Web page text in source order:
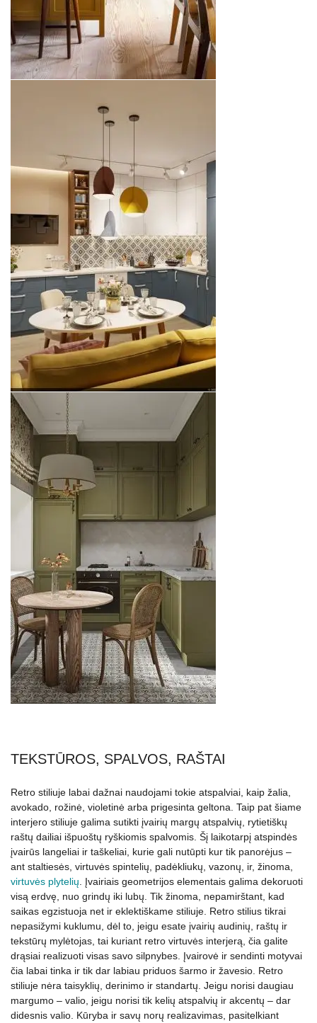
TEKSTŪROS, SPALVOS, RAŠTAI
Retro stiliuje labai dažnai naudojami tokie atspalviai, kaip žalia,
avokado, rožinė, violetinė arba prigesinta geltona. Taip pat šiame
interjero stiliuje galima sutikti įvairių margų atspalvių, rytietiškų
raštų dailiai išpuoštų ryškiomis spalvomis. Šį laikotarpį atspindės
įvairūs langeliai ir taškeliai, kurie gali nutūpti kur tik panorėjus –
ant staltiesės, virtuvės spintelių, padėkliukų, vazonų, ir, žinoma,
virtuvės plytelių . Įvairiais geometrijos elementais galima dekoruoti
visą erdvę, nuo grindų iki lubų. Tik žinoma, nepamirštant, kad
saikas egzistuoja net ir eklektiškame stiliuje. Retro stilius tikrai
nepasižymi kuklumu, dėl to, jeigu esate įvairių audinių, raštų ir
tekstūrų mylėtojas, tai kuriant retro virtuvės interjerą, čia galite
drąsiai realizuoti visas savo silpnybes. Įvairovė ir sendinti motyvai
čia labai tinka ir tik dar labiau priduos šarmo ir žavesio. Retro
stiliuje nėra taisyklių, derinimo ir standartų. Jeigu norisi daugiau
margumo – valio, jeigu norisi tik kelių atspalvių ir akcentų – dar
didesnis valio. Kūryba ir savų norų realizavimas, pasitelkiant